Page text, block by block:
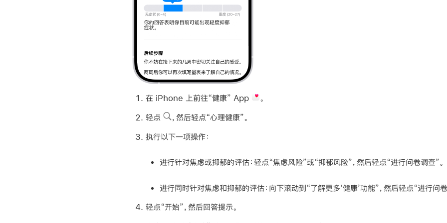
在 iPhone 上前往“健康” App 。
轻点 ，然后轻点“心理健康”。
执行以下一项操作：
进行针对焦虑或抑郁的评估： 轻点“焦虑风险”或“抑郁风险”，然后轻点“进行问卷调查”。
进行同时针对焦虑和抑郁的评估： 向下滚动到“了解更多‘健康’功能”，然后轻点“进行问
轻点“开始”，然后回答提示。